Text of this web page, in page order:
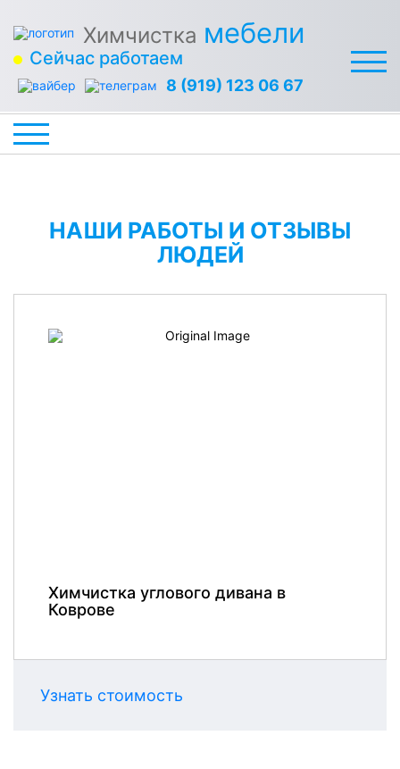
Химчистка мебели
Сейчас работаем
8 (919) 123 06 67
НАШИ РАБОТЫ И ОТЗЫВЫ
ЛЮДЕЙ
Химчистка углового дивана в
Коврове
Узнать стоимость